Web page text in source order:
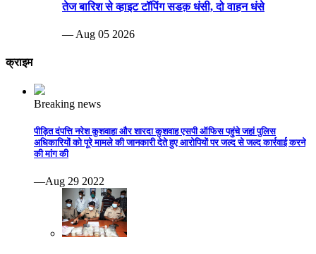
तेज बारिश से व्हाइट टॉपिंग सडक़ धंसी, दो वाहन धंसे
— Aug 05 2026
क्राइम
Breaking news
पीड़ित दंपत्ति नरेश कुशवाहा और शारदा कुशवाह एसपी ऑफिस पहुंचे जहां पुलिस
अधिकारियों को पूरे मामले की जानकारी देते हुए आरोपियों पर जल्द से जल्द कार्रवाई करने
की मांग की
—Aug 29 2022